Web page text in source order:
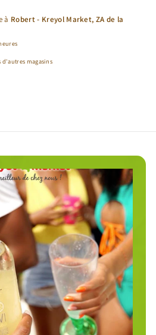
à Robert - Kreyol Market, ZA de la
magasins